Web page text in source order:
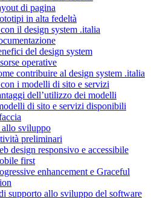
di pagina
in alta fedeltà
il design system .italia
del design system
operative
contribuire al design system .italia
i modelli di sito e servizi
dell’utilizzo dei modelli
di sito e servizi disponibili
sviluppo
preliminari
design responsivo e accessibile
first
enhancement e Graceful
supporto allo sviluppo del software